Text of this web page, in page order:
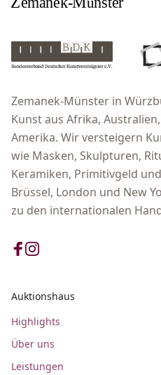
Zemanek-Münster in
Kunst aus Afrika,
Amerika. Wir versteigern
wie Masken, Skulpturen,
Keramiken, Primitivgeld
Brüssel, London und New
zu den internationalen
Auktionshaus
Highlights
Über uns
Leistungen